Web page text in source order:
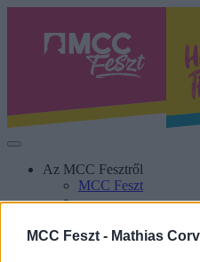
MCC Feszt - Mathias
Az MCC Fesztről
MCC Feszt
Kik vagyunk?